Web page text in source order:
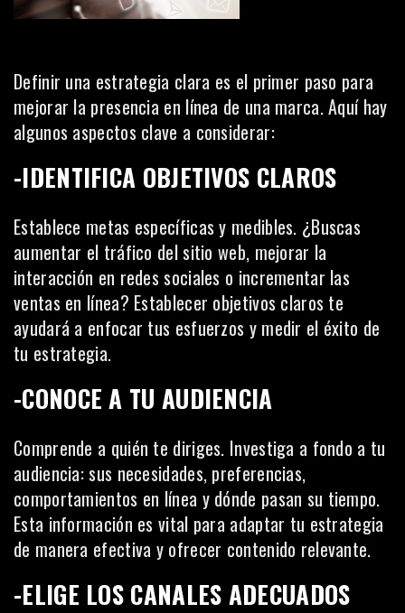
Definir una estrategia clara es el primer paso para
mejorar la presencia en línea de una marca. Aquí hay
algunos aspectos clave a considerar:
-IDENTIFICA OBJETIVOS CLAROS
Establece metas específicas y medibles. ¿Buscas
aumentar el tráfico delsitio web, mejorar la
interacción en redes sociales o incrementar las
ventas en línea? Establecer objetivos claros te
ayudará a enfocar tus esfuerzos y medir el éxito de
tu estrategia.
-CONOCE A TU AUDIENCIA
Comprende a quién te diriges. Investiga a fondo a tu
audiencia: sus necesidades, preferencias,
comportamientos en línea y dónde pasan su tiempo.
Esta información es vital para adaptar tu estrategia
de manera efectiva y ofrecer contenido relevante.
-ELIGE LOS CANALES ADECUADOS